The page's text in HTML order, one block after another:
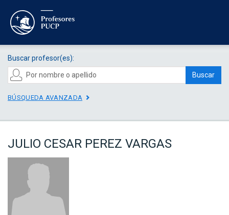
Buscar profesor(es):
Buscar
BÚSQUEDA AVANZADA
JULIO CESAR PEREZ VARGAS